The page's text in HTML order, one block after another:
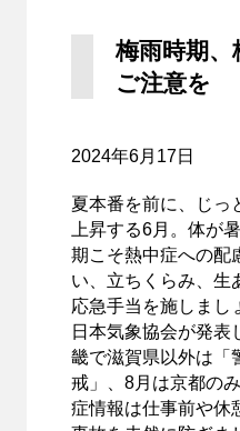
梅雨時期
ご注意を
2024年6月17日
夏本番を前に、じっ
上昇する6月。体が
期こそ熱中症への配
い、立ちくらみ、生
応急手当を施しまし
日本気象協会が発
畿で滋賀県以外は「
戒」、8月は京都の
症情報は仕事前や休